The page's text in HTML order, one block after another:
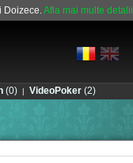
Doizece.Afla mai multe detalii
(0) | VideoPoker (2)